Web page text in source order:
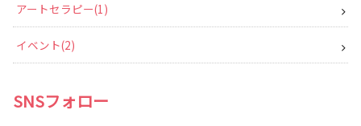
アートセラピー 1
イベント 2
SNSフォロー